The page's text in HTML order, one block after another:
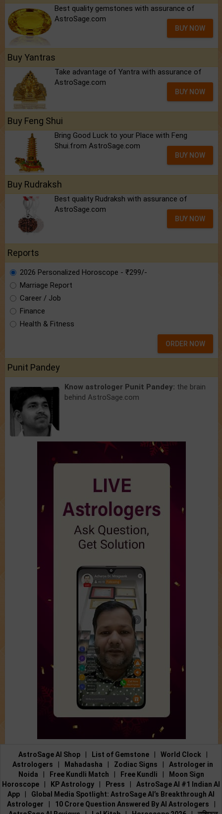
Best quality gemstones with assurance of
AstroSage.com
BUY NOW
Buy Yantras
Take advantage of Yantra with assurance of
AstroSage.com
BUY NOW
Buy Feng Shui
Bring Good Luck to your Place with Feng
Shui.from AstroSage.com
BUY NOW
Buy Rudraksh
Best quality Rudraksh with assurance of
AstroSage.com
BUY NOW
Reports
2026 Personalized Horoscope - ₹299/-
Marriage Report
Career / Job
Finance
Health & Fitness
ORDER NOW
Punit Pandey
Know astrologer Punit Pandey: the brain
behind AstroSage.com
AstroSage AI Shop List of Gemstone World Clock
Astrologers
Mahadasha Zodiac Signs
Astrologer in
Noida
Free Kundli Match Free Kundli
Moon Sign
Horoscope
KP Astrology Press
AstroSage AI #1 Indian AI
App
Global Media Spotlight: AstroSage AI’s Breakthrough AI
Astrologer
10 Crore Question Answered By AI Astrologers